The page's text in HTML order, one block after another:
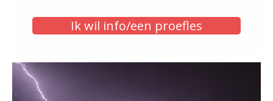
Ik wil info/een proefles